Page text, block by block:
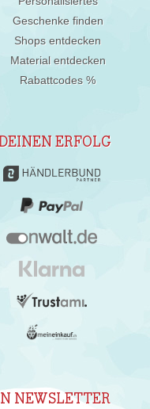
Geschenke finden
Shops entdecken
Material entdecken
Rabattcodes %
ERFOLG
NEWSLETTER